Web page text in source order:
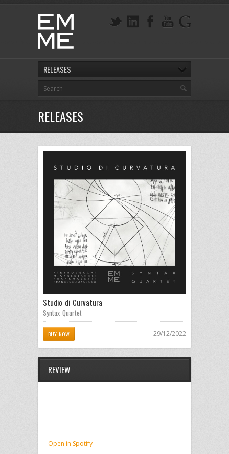
RELEASES
RELEASES
Studio di Curvatura
Syntax Quartet
BUY NOW 29/12/2022
REVIEW
Open in Spotify